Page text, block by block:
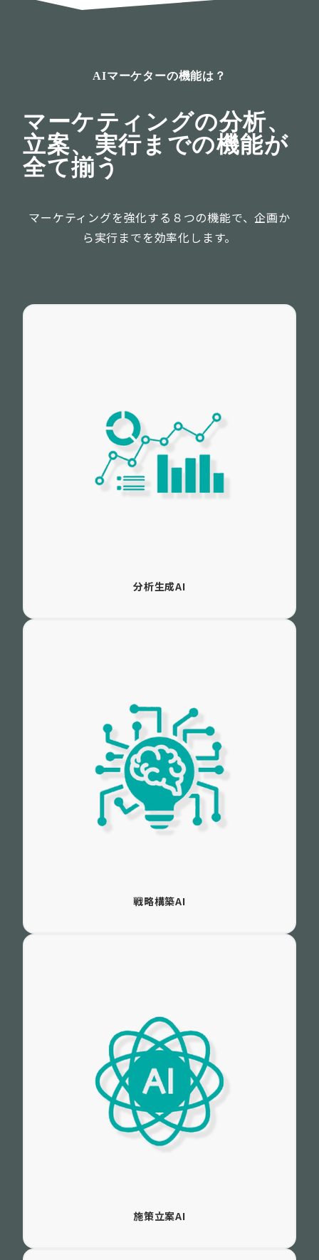
AIマーケターの機能は？
マーケティングの分析、
立案、実行までの機能が
全て揃う
マーケティングを強化する８つの機能で、企画か
ら実行までを効率化します。
分析生成AI
戦略構築AI
施策立案AI